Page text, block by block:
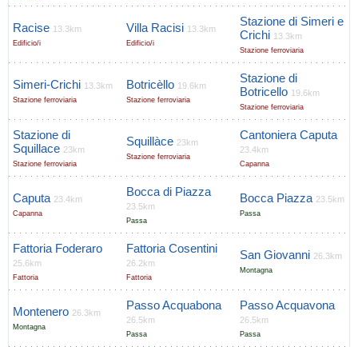
Racise 13.3km
Edificio/i
Villa Racisi 13.3km
Edificio/i
Stazione di Simeri e
Crichi 13.3km
Stazione ferroviaria
Simeri-Crichi 13.3km
Stazione ferroviaria
Botricèllo 19.6km
Stazione ferroviaria
Stazione di
Botricello 19.6km
Stazione ferroviaria
Stazione di
Squillace 23km
Stazione ferroviaria
Squillàce 23km
Stazione ferroviaria
Cantoniera Caputa
23.4km
Capanna
Caputa 23.4km
Capanna
Bocca di Piazza
23.5km
Passa
Bocca Piazza 23.5km
Passa
Fattoria Foderaro
25.6km
Fattoria
Fattoria Cosentini
26.2km
Fattoria
San Giovanni 26.3km
Montagna
Montenero 26.3km
Montagna
Passo Acquabona
26.5km
Passa
Passo Acquavona
26.5km
Passa